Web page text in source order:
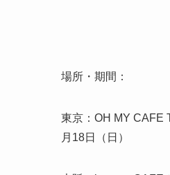
場所・期間：
東京：OH MY CAFE
月18日（日）